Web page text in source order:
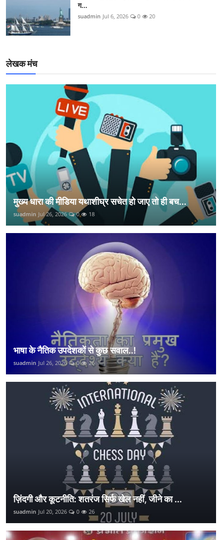
ग...
suadmin Jul 6, 2026 0 20
लेखक मंच
मुख्य धारा की मीडिया यथाशीघ्र सचेत हो जाए तो ही बच...
suadmin Jul 26, 2026 0 18
भाषा के नैतिक उपदेशकों से कुछ सवाल..!
suadmin Jul 26, 2026 0 26
ज़िंदगी और कूटनीति: शतरंज सिर्फ खेल नहीं, जीने का ...
suadmin Jul 20, 2026 0 26